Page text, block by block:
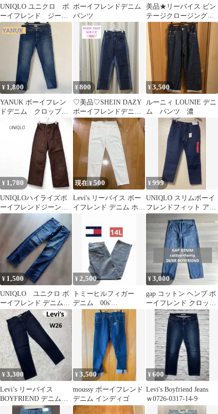
UNIQLO ユニクロ ボ
ーイフレンド ジーン
ズ
ボーイフレンドデニム
パンツ
美品★リーバイス ビン
テージクロージング★
ビッグE デニム パンツ
★505★赤耳
¥ 1,800
YANUK ボーイフレン
ドデニム クロップ
ド 25サイズ セシル
¥800
♡美品♡SHEIN DAZY
ボーイフレンドデニム
M
¥3,500
ルーニィ LOUNIE デニ
ム パンツ 濃
¥ 1,780
UNIQLOハイライズボ
ーイフレンドジーンズ
ワイド 綿100% 美脚
現在 ¥500
Levi's リーバイス ボー
イフレンド デニム ホワ
¥999
UNIQLO スリムボーイ
フレンドフィット アン
クルジーンズ 26
¥ 1,500
​UNIQLO ユニクロ ボ
ーイフレンド デニムジ
ーンズ インディゴ 25イ
ンチ
¥ 2,500
トミーヒルフィガー
デニム 00s'
BOYFRIEND レディー
ス ウィメンズ
¥3,000
gap コットン ヘンプ ボ
ーイフレンド クロップ
ドデニムパンツ28イン
¥3,300
Levi’s リーバイス
BOYFRIEND デニムパ
ンツ W26
¥3,500
moussy ボーイフレンド
デニム インディゴ
¥600
Levi's Boyfriend Jeans
ｗ0726-0317-14-9